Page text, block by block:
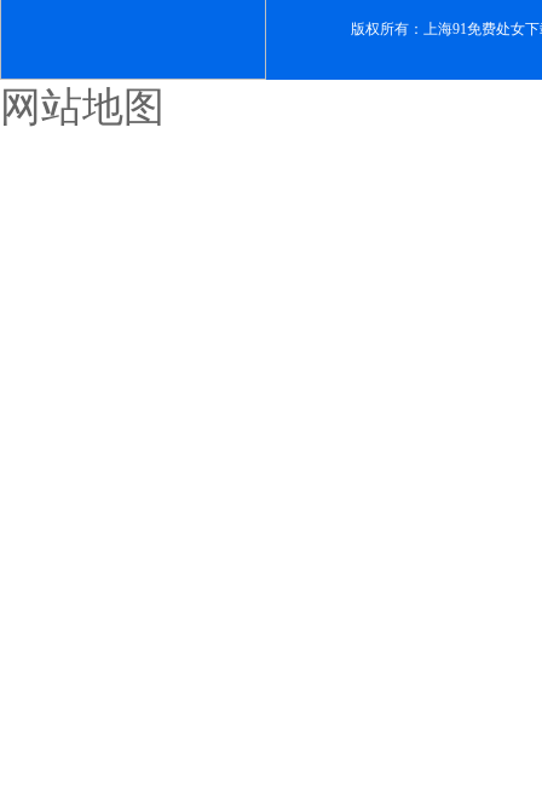
版权所有：上海91免费处女
网站地图